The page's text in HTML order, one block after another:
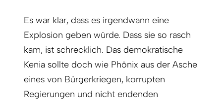
Es war klar, dass es irgendwann eine
Explosion geben würde. Dass sie so rasch
kam, ist schrecklich. Das demokratische
Kenia sollte doch wie Phönix aus der Asche
eines von Bürgerkriegen, korrupten
Regierungen und nicht endenden